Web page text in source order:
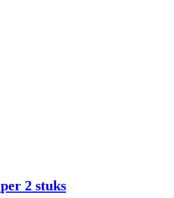
per 2 stuks